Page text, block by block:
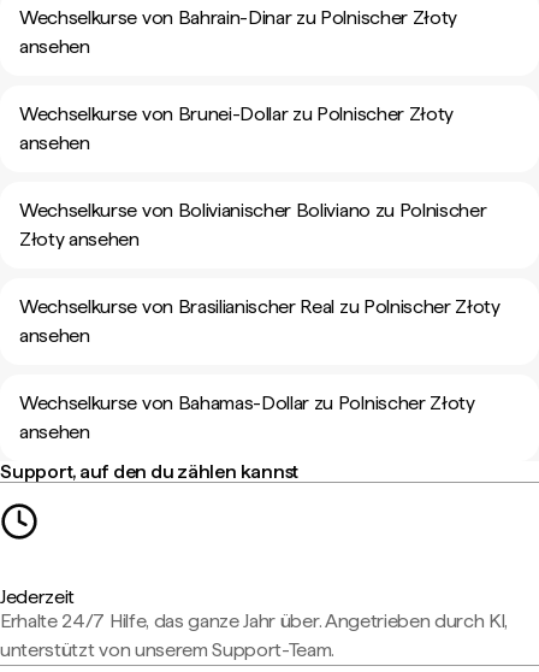
Wechselkurse von Bahrain-Dinar zu Polnischer Złoty
ansehen
Wechselkurse von Brunei-Dollar zu Polnischer Złoty
ansehen
Wechselkurse von Bolivianischer Boliviano zu Polnischer
Złoty ansehen
Wechselkurse von Brasilianischer Real zu Polnischer Złoty
ansehen
Wechselkurse von Bahamas-Dollar zu Polnischer Złoty
ansehen
Support, auf den du zählen kannst
Jederzeit
Erhalte 24/7 Hilfe, das ganze Jahr über. Angetrieben durch KI,
unterstützt von unserem Support-Team.